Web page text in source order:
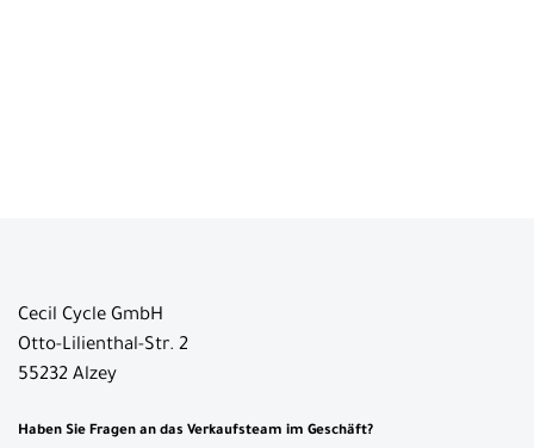
Cecil Cycle GmbH
Otto-Lilienthal-Str. 2
55232 Alzey
Haben Sie Fragen an das Verkaufsteam im Geschäft?